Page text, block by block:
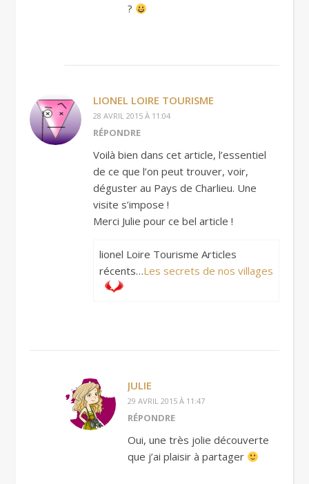
?
LIONEL LOIRE TOURISME
28 AVRIL 2015 À 11:04
RÉPONDRE
Voilà bien dans cet article, l’essentiel
de ce que l’on peut trouver, voir,
déguster au Pays de Charlieu. Une
visite s’impose !
Merci Julie pour ce bel article !
lionel Loire Tourisme Articles
récents…Les secrets de nos villages
JULIE
29 AVRIL 2015 À 11:47
RÉPONDRE
Oui, une très jolie découverte
que j’ai plaisir à partager